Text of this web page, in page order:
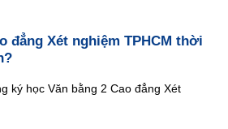
đẳng Xét nghiệm TPHCM thời
ký học Văn bằng 2 Cao đẳng Xét